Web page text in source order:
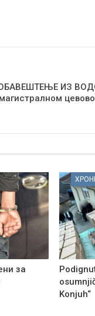
ИЗ
магистралном
за
Konjuh“